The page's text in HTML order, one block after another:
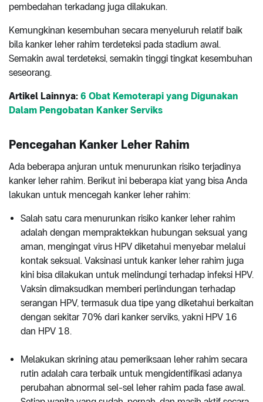
pembedahan terkadang juga dilakukan.
Kemungkinan kesembuhan secara menyeluruh relatif baik
bila kanker leher rahim terdeteksi pada stadium awal.
Semakin awal terdeteksi, semakin tinggi tingkat kesembuhan
seseorang.
Artikel Lainnya: 6 Obat Kemoterapi yang Digunakan
Dalam Pengobatan Kanker Serviks
Pencegahan Kanker Leher Rahim
Ada beberapa anjuran untuk menurunkan risiko terjadinya
kanker leher rahim. Berikut ini beberapa kiat yang bisa Anda
lakukan untuk mencegah kanker leher rahim:
Salah satu cara menurunkan risiko kanker leher rahim
adalah dengan mempraktekkan hubungan seksual yang
aman, mengingat virus HPV diketahui menyebar melalui
kontak seksual. Vaksinasi untuk kanker leher rahim juga
kini bisa dilakukan untuk melindungi terhadap infeksi HPV.
Vaksin dimaksudkan memberi perlindungan terhadap
serangan HPV, termasuk dua tipe yang diketahui berkaitan
dengan sekitar 70% dari kanker serviks, yakni HPV 16
dan HPV 18.
Melakukan skrining atau pemeriksaan leher rahim secara
rutin adalah cara terbaik untuk mengidentifikasi adanya
perubahan abnormal sel-sel leher rahim pada fase awal.